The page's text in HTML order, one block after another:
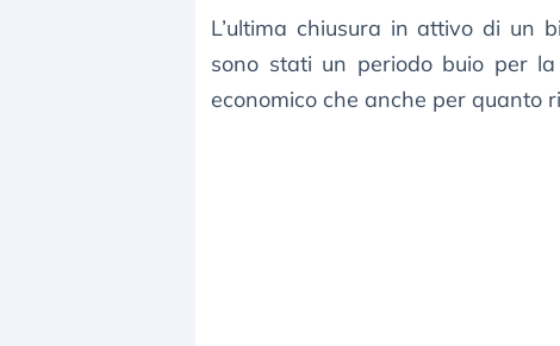
L’ultima chiusura in attivo di un
sono stati un periodo buio per
economico che anche per quanto